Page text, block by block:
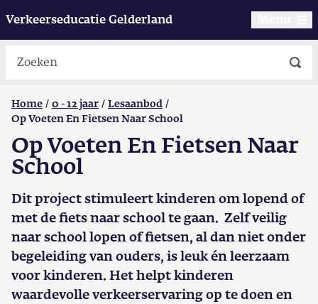
Verkeerseducatie Gelderland
Home 0 - 12 jaar
Lesaanbod
Op Voeten En Fietsen Naar School
Op Voeten En Fietsen Naar
School
Dit project stimuleert kinderen om lopend of
met de fiets naar school te gaan. Zelf veilig
naar school lopen of fietsen, al dan niet onder
begeleiding van ouders, is leuk én leerzaam
voor kinderen. Het helpt kinderen
waardevolle verkeerservaring op te doen en